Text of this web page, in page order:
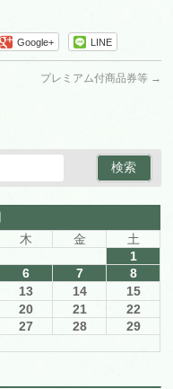
Google+ LINE
プレミアム付商品券等 →
木 金
土
1
6 7
8
13 14
15
20 21
22
27 28
29